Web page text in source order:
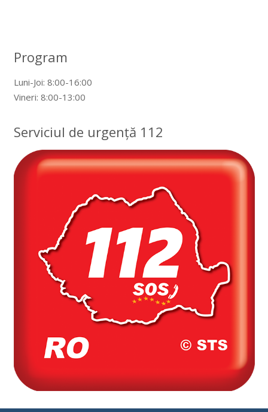
Program
Luni-Joi: 8:00-16:00
Vineri: 8:00-13:00
Serviciul de urgență 112